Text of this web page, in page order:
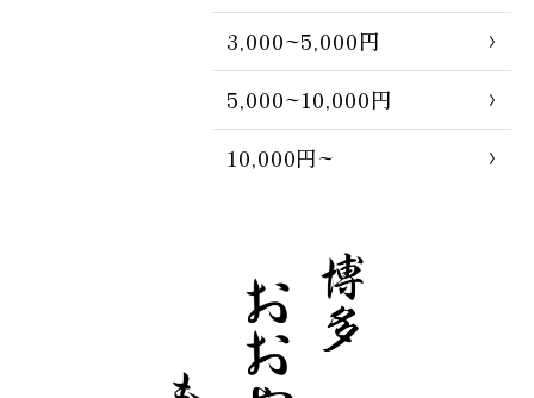
3,000~5,000円
5,000~10,000円
10,000円~